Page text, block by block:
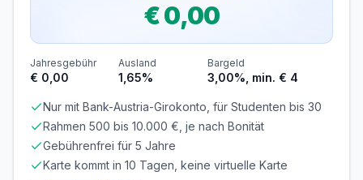
MINDESTEINKOMMEN
ab € 0,00/Monat
BONITÄTSPRÜFUNG
Erforderlich
GIROKONTO
Nicht erforderlich
€ 0,00
Jahresgebühr
€ 0,00
Ausland
1,65%
Bargeld
3,00%, min. € 4
Nur mit Bank-Austria-Girokonto, für Studenten bis 30
Rahmen 500 bis 10.000 €, je nach Bonität
Gebührenfrei für 5 Jahre
Karte kommt in 10 Tagen, keine virtuelle Karte